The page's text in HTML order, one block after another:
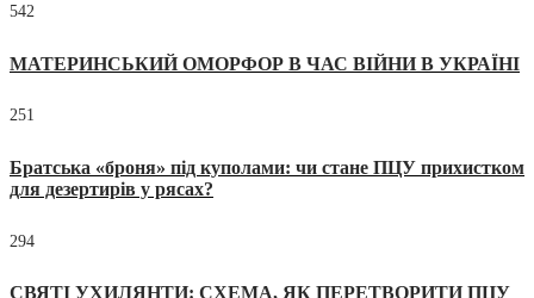
542
МАТЕРИНСЬКИЙ ОМОРФОР В ЧАС ВІЙНИ В УКРАЇНІ
251
Братська «броня» під куполами: чи стане ПЦУ прихистком
для дезертирів у рясах?
294
СВЯТІ УХИЛЯНТИ: СХЕМА, ЯК ПЕРЕТВОРИТИ ПЦУ